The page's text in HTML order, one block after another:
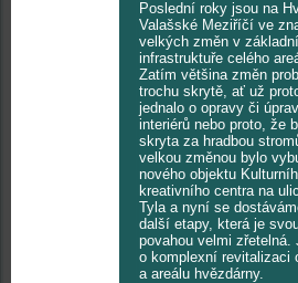
Poslední roky jsou na
Valašské Meziříčí ve
velkých změn v základní
infrastruktuře celého
Zatím většina změn
trochu skrytě, ať už
jednalo o opravy či
interiérů nebo proto, že
skryta za hradbou
velkou změnou bylo
nového objektu
kreativního centra na
Tyla a nyní se
další etapy, která je
povahou velmi zřetelná.
o komplexní revitalizaci
a areálu hvězdárny.